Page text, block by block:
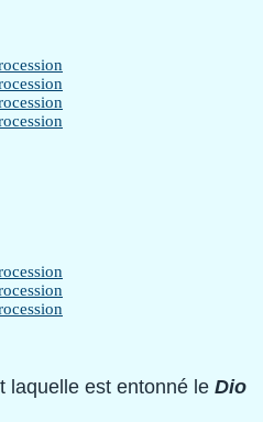
laquelle est entonné le Dio